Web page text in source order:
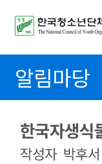
알림마당
한국자생식
작성자 박후서